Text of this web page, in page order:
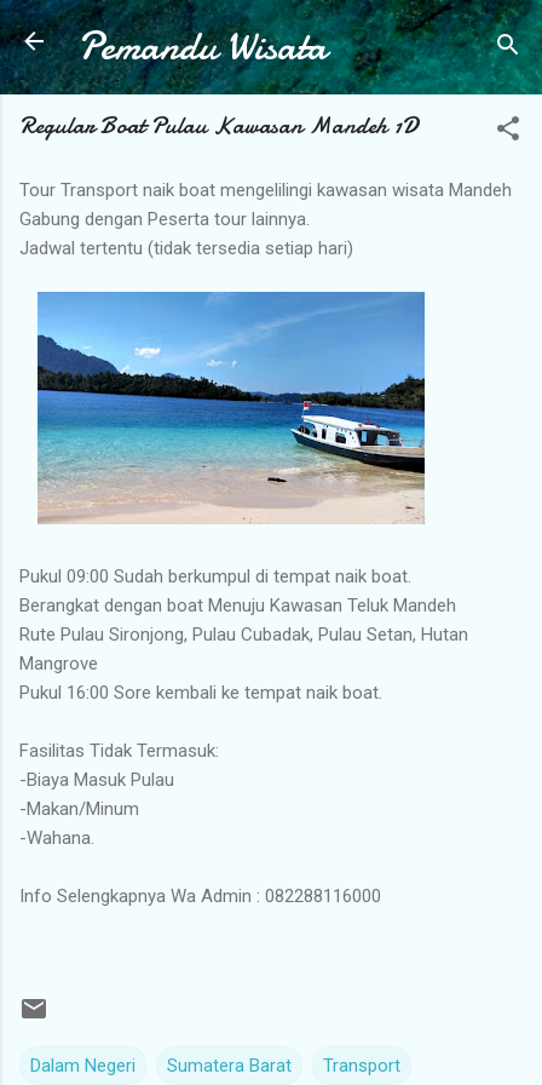
Langsung ke konten utama
Pemandu Wisata
Regular Boat Pulau Kawasan Mandeh 1D
Tour Transport naik boat mengelilingi kawasan wisata Mandeh
Gabung dengan Peserta tour lainnya.
Jadwal tertentu (tidak tersedia setiap hari)
Pukul 09:00 Sudah berkumpul di tempat naik boat.
Berangkat dengan boat Menuju Kawasan Teluk Mandeh
Rute Pulau Sironjong, Pulau Cubadak, Pulau Setan, Hutan
Mangrove
Pukul 16:00 Sore kembali ke tempat naik boat.
Fasilitas Tidak Termasuk:
-Biaya Masuk Pulau
-Makan/Minum
-Wahana.
Info Selengkapnya Wa Admin : 082288116000
Dalam Negeri Sumatera Barat Transport